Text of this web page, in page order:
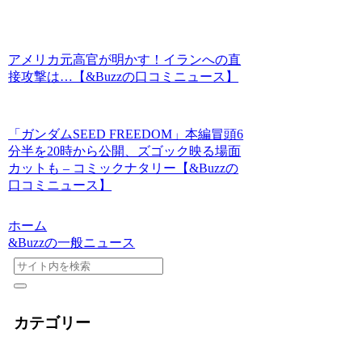
アメリカ元高官が明かす！イランへの直
接攻撃は…【&Buzzの口コミニュース】
「ガンダムSEED FREEDOM」本編冒頭6
分半を20時から公開、ズゴック映る場面
カットも – コミックナタリー【&Buzzの
口コミニュース】
ホーム
&Buzzの一般ニュース
カテゴリー